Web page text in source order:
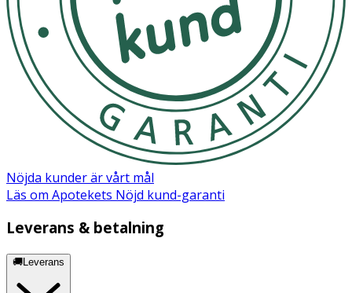
Nöjda kunder är vårt mål
Läs om Apotekets Nöjd kund-garanti
Leverans & betalning
🚚Leverans